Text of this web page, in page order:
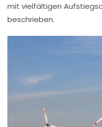
mit vielfältigen
beschrieben.